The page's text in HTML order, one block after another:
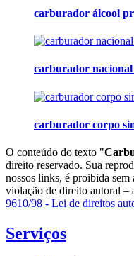
carburador álcool
carburador nacional
carburador corpo
O conteúdo do texto "
direito reservado. Sua
nossos links, é proibida
violação de direito autoral
9610/98 - Lei de direitos
Serviços